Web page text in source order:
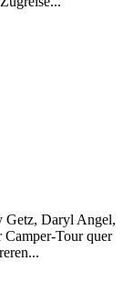
Getz, Daryl Angel,
Tour quer